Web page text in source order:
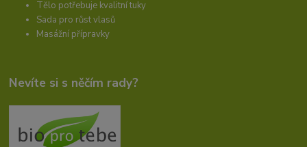
Tělo potřebuje kvalitní tuky
Sada pro růst vlasů
Masážní přípravky
Nevíte si s něčím rady?